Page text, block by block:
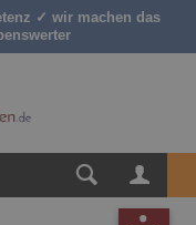
✓ wir machen das